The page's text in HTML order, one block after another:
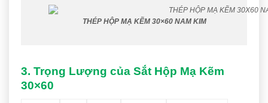
THÉP HỘP MẠ KẼM 30×60 NAM KIM
3. Trọng Lượng của Sắt Hộp Mạ Kẽm
30×60